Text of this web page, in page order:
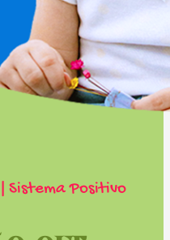
Sistema Positivo